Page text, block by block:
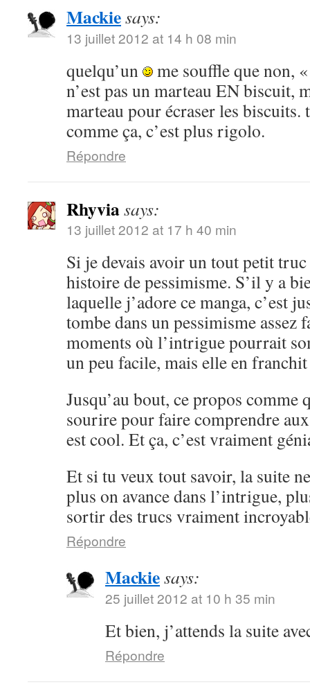
Mackiesays:
13 juillet 2012 at 14 h 08 min
quelqu’un
me souffle que non,
n’est pas un marteau EN biscuit,
marteau pour écraser les biscuits.
comme ça, c’est plus rigolo.
Répondre
Rhyviasays:
13 juillet 2012 at 17 h 40 min
Si je devais avoir un tout petit truc
histoire de pessimisme. S’il y a
laquelle j’adore ce manga, c’est
tombe dans un pessimisme assez
moments où l’intrigue pourrait
un peu facile, mais elle en
Jusqu’au bout, ce propos comme
sourire pour faire comprendre
est cool. Et ça, c’est vraiment
Et si tu veux tout savoir, la suite
plus on avance dans l’intrigue,
sortir des trucs vraiment
Répondre
Mackiesays:
25 juillet 2012 at 10 h 35 min
Et bien, j’attends la suite
Répondre